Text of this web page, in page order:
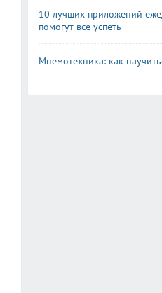
10 лучших приложений
помогут все успеть
Мнемотехника: как